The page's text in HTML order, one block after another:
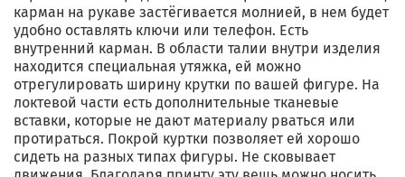
карман на рукаве застёгивается молнией, в нем будет
удобно оставлять ключи или телефон. Есть
внутренний карман. В области талии внутри изделия
находится специальная утяжка, ей можно
отрегулировать ширину крутки по вашей фигуре. На
локтевой части есть дополнительные тканевые
вставки, которые не дают материалу рваться или
протираться. Покрой куртки позволяет ей хорошо
сидеть на разных типах фигуры. Не сковывает